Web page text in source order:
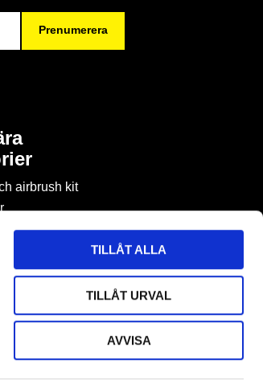
TILLÅT ALLA
TILLÅT URVAL
AVVISA
Prenumerera
airbrush kit
om